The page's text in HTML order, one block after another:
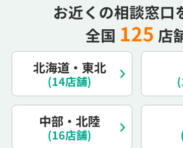
お近くの相談窓口
全国 125 店
北海道・東北
(14店舗)
中部・北陸
(16店舗)